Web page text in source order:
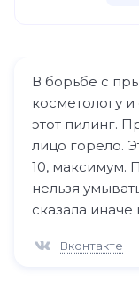
В борьбе с
косметологу
этот пилинг.
лицо горело.
10, максимум.
нельзя
сказала иначе
через пару
Вконтакте